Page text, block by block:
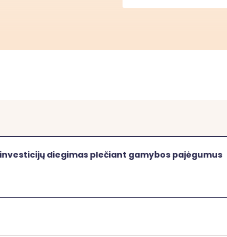
investicijų diegimas plečiant gamybos pajėgumus